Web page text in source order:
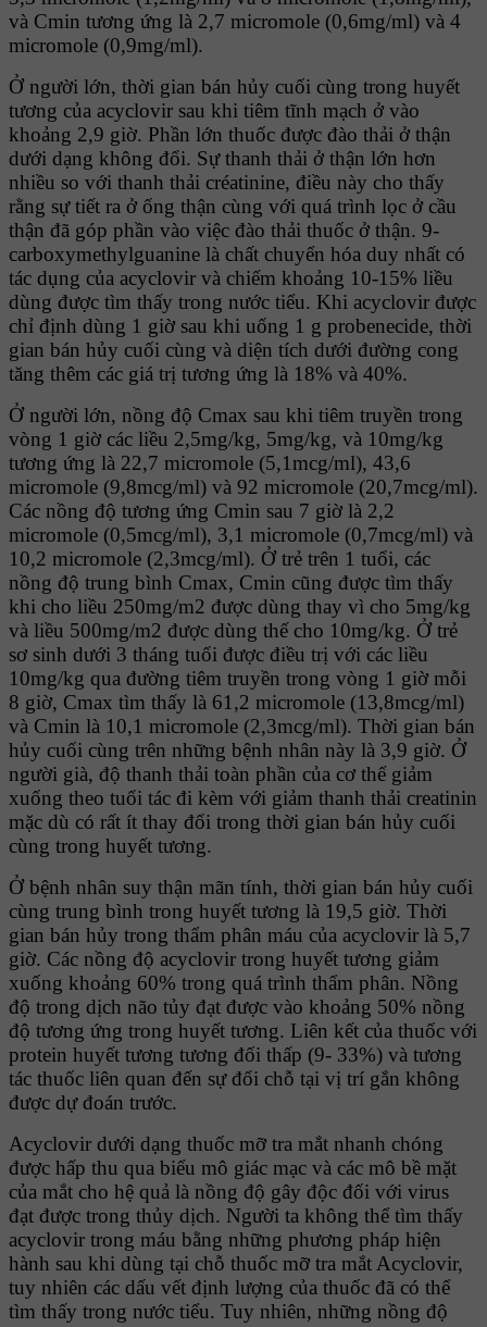
và Cmin tương ứng là 2,7 micromole (0,6mg/ml) và 4
micromole (0,9mg/ml).
Ở người lớn, thời gian bán hủy cuối cùng trong huyết
tương của acyclovir sau khi tiêm tĩnh mạch ở vào
khoảng 2,9 giờ. Phần lớn thuốc được đào thải ở thận
dưới dạng không đổi. Sự thanh thải ở thận lớn hơn
nhiều so với thanh thải créatinine, điều này cho thấy
rằng sự tiết ra ở ống thận cùng với quá trình lọc ở cầu
thận đã góp phần vào việc đào thải thuốc ở thận. 9-
carboxymethylguanine là chất chuyển hóa duy nhất có
tác dụng của acyclovir và chiếm khoảng 10-15% liều
dùng được tìm thấy trong nước tiểu. Khi acyclovir được
chỉ định dùng 1 giờ sau khi uống 1 g probenecide, thời
gian bán hủy cuối cùng và diện tích dưới đường cong
tăng thêm các giá trị tương ứng là 18% và 40%.
Ở người lớn, nồng độ Cmax sau khi tiêm truyền trong
vòng 1 giờ các liều 2,5mg/kg, 5mg/kg, và 10mg/kg
tương ứng là 22,7 micromole (5,1mcg/ml), 43,6
micromole (9,8mcg/ml) và 92 micromole (20,7mcg/ml).
Các nồng độ tương ứng Cmin sau 7 giờ là 2,2
micromole (0,5mcg/ml), 3,1 micromole (0,7mcg/ml) và
10,2 micromole (2,3mcg/ml). Ở trẻ trên 1 tuổi, các
nồng độ trung bình Cmax, Cmin cũng được tìm thấy
khi cho liều 250mg/m2 được dùng thay vì cho 5mg/kg
và liều 500mg/m2 được dùng thế cho 10mg/kg. Ở trẻ
sơ sinh dưới 3 tháng tuổi được điều trị với các liều
10mg/kg qua đường tiêm truyền trong vòng 1 giờ mỗi
8 giờ, Cmax tìm thấy là 61,2 micromole (13,8mcg/ml)
và Cmin là 10,1 micromole (2,3mcg/ml). Thời gian bán
hủy cuối cùng trên những bệnh nhân này là 3,9 giờ. Ở
người già, độ thanh thải toàn phần của cơ thể giảm
xuống theo tuổi tác đi kèm với giảm thanh thải creatinin
mặc dù có rất ít thay đổi trong thời gian bán hủy cuối
cùng trong huyết tương.
Ở bệnh nhân suy thận mãn tính, thời gian bán hủy cuối
cùng trung bình trong huyết tương là 19,5 giờ. Thời
gian bán hủy trong thẩm phân máu của acyclovir là 5,7
giờ. Các nồng độ acyclovir trong huyết tương giảm
xuống khoảng 60% trong quá trình thẩm phân. Nồng
độ trong dịch não tủy đạt được vào khoảng 50% nồng
độ tương ứng trong huyết tương. Liên kết của thuốc với
protein huyết tương tương đối thấp (9- 33%) và tương
tác thuốc liên quan đến sự đổi chỗ tại vị trí gắn không
được dự đoán trước.
Acyclovir dưới dạng thuốc mỡ tra mắt nhanh chóng
được hấp thu qua biểu mô giác mạc và các mô bề mặt
của mắt cho hệ quả là nồng độ gây độc đối với virus
đạt được trong thủy dịch. Người ta không thể tìm thấy
acyclovir trong máu bằng những phương pháp hiện
hành sau khi dùng tại chỗ thuốc mỡ tra mắt Acyclovir,
tuy nhiên các dấu vết định lượng của thuốc đã có thể
tìm thấy trong nước tiểu. Tuy nhiên, những nồng độ